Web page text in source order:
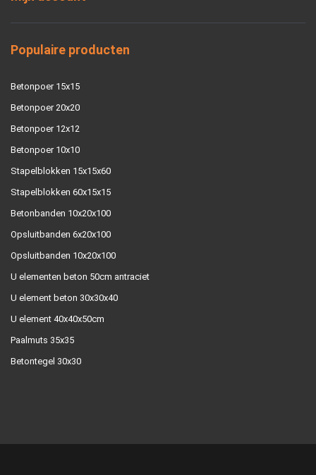
Populaire producten
Betonpoer 15x15
Betonpoer 20x20
Betonpoer 12x12
Betonpoer 10x10
Stapelblokken 15x15x60
Stapelblokken 60x15x15
Betonbanden 10x20x100
Opsluitbanden 6x20x100
Opsluitbanden 10x20x100
U elementen beton 50cm antraciet
U element beton 30x30x40
U element 40x40x50cm
Paalmuts 35x35
Betontegel 30x30